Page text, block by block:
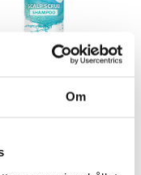
Om
Scrub
€